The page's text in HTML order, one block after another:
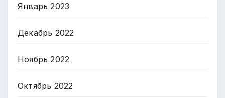
Январь 2023
Декабрь 2022
Ноябрь 2022
Октябрь 2022